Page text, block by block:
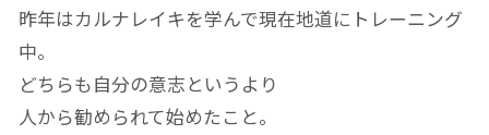
昨年はカルナレイキを学んで現在地道にトレーニング
中。
どちらも自分の意志というより
人から勧められて始めたこと。